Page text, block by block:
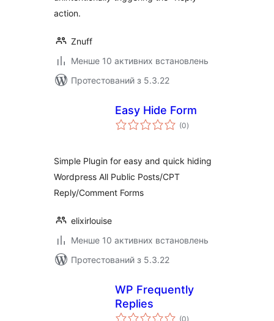
action.
Znuff
Менше 10 активних встановлень
Протестований з 5.3.22
Easy Hide Form
(0загальний
рейтинг
)
Simple Plugin for easy and quick hiding
Wordpress All Public Posts/CPT
Reply/Comment Forms
elixirlouise
Менше 10 активних встановлень
Протестований з 5.3.22
WP Frequently
Replies
(0загальний
)